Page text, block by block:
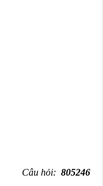
Câu hỏi: 805246